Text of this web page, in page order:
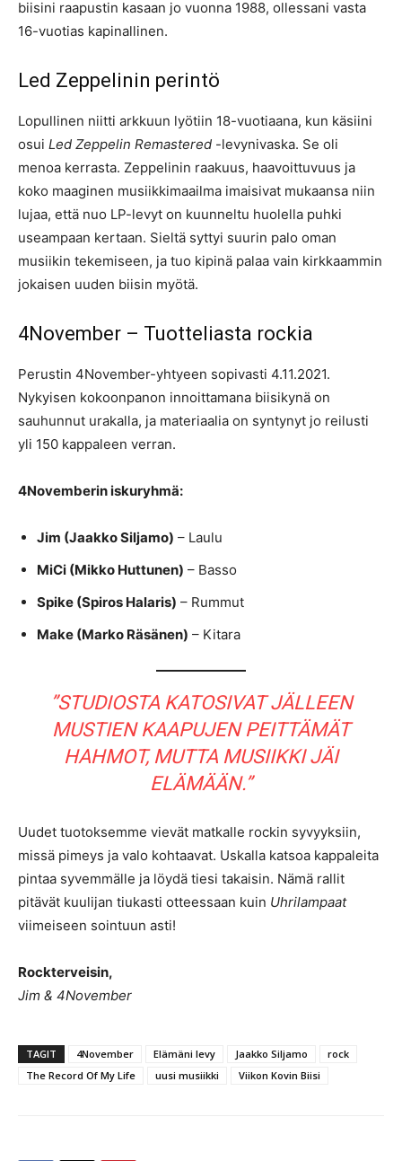
biisini raapustin kasaan jo vuonna 1988, ollessani vasta
16-vuotias kapinallinen.
Led Zeppelinin perintö
Lopullinen niitti arkkuun lyötiin 18-vuotiaana, kun käsiini
osui Led Zeppelin Remastered -levynivaska. Se oli
menoa kerrasta. Zeppelinin raakuus, haavoittuvuus ja
koko maaginen musiikkimaailma imaisivat mukaansa niin
lujaa, että nuo LP-levyt on kuunneltu huolella puhki
useampaan kertaan. Sieltä syttyi suurin palo oman
musiikin tekemiseen, ja tuo kipinä palaa vain kirkkaammin
jokaisen uuden biisin myötä.
4November – Tuotteliasta rockia
Perustin 4November-yhtyeen sopivasti 4.11.2021.
Nykyisen kokoonpanon innoittamana biisikynä on
sauhunnut urakalla, ja materiaalia on syntynyt jo reilusti
yli 150 kappaleen verran.
4Novemberin iskuryhmä:
Jim (Jaakko Siljamo) – Laulu
MiCi (Mikko Huttunen) – Basso
Spike (Spiros Halaris) – Rummut
Make (Marko Räsänen) – Kitara
”STUDIOSTA KATOSIVAT JÄLLEEN
MUSTIEN KAAPUJEN PEITTÄMÄT
HAHMOT, MUTTA MUSIIKKI JÄI
ELÄMÄÄN.”
Uudet tuotoksemme vievät matkalle rockin syvyyksiin,
missä pimeys ja valo kohtaavat. Uskalla katsoa kappaleita
pintaa syvemmälle ja löydä tiesi takaisin. Nämä rallit
pitävät kuulijan tiukasti otteessaan kuin Uhrilampaat
viimeiseen sointuun asti!
Rockterveisin,
Jim & 4November
TAGIT 4November Elämäni levy Jaakko Siljamo
rock
The Record Of My Life
uusi musiikki Viikon Kovin Biisi